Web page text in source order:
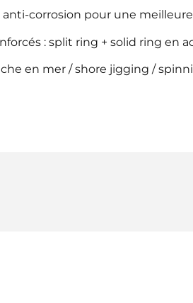
anti-corrosion pour une
: split ring + solid ring en
en mer / shore jigging /